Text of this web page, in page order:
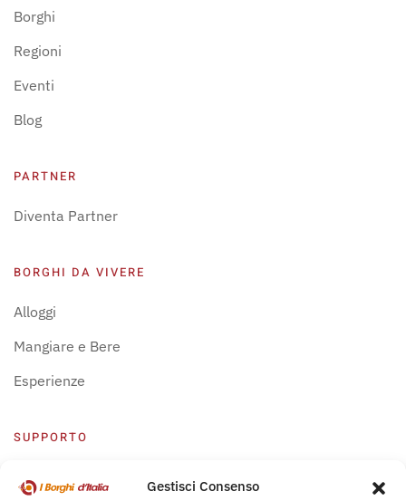
Gestisci Consenso
Borghi
Regioni
Eventi
Blog
PARTNER
Diventa Partner
BORGHI DA VIVERE
Alloggi
Mangiare e Bere
Esperienze
SUPPORTO
Centro Supporto